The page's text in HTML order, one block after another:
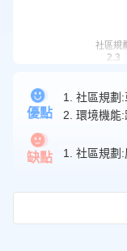
優點
1. 社區規劃:
缺點
交通機
2.7
社區規
2.3